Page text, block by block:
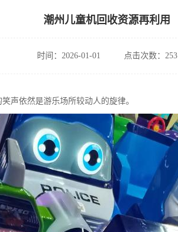
潮州儿童机回收资源再利用
时间：2026-01-01 点击次数：253
声依然是游乐场所较动人的旋律。